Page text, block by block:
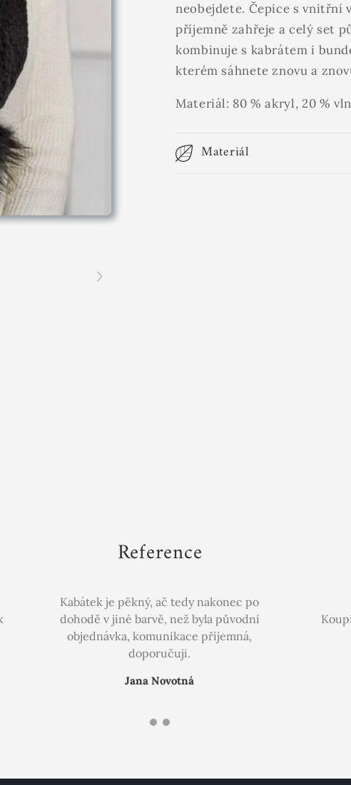
neobejdete. Čepice s vnitřní
příjemně zahřeje a celý set
kombinuje s kabrátem i
kterém sáhnete znovu a
Materiál: 80 % akryl, 20 %
Materiál
Reference
Kabátek je pěkný, ač tedy nakonec po
dohodě v jiné barvě, než byla původní
objednávka, komunikace příjemná,
doporučuji.
Jana Novotná